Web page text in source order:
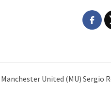
United (MU) Sergio